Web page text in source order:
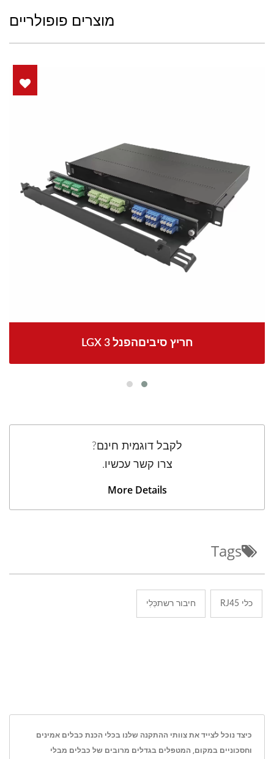
מוצרים פופולריים
LGX 3 חריץ סיביםהפנל
לקבל דוגמית חינם?
צרו קשר עכשיו.
More Details
Tags
כלי RJ45 חיבור רשתכְּלִי
כיצד נוכל לצייד את צוותי ההתקנה שלנו בכלי הכנת כבלים אמינים
וחסכוניים במקום, המטפלים בגדלים מרובים של כבלים מבלי